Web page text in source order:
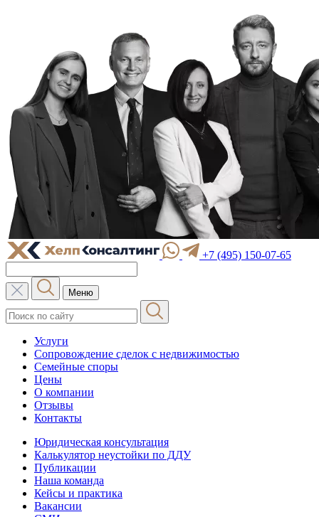
+7 (495) 150-07-65
Меню
Услуги
Сопровождение сделок с недвижимостью
Семейные споры
Цены
О компании
Отзывы
Контакты
Юридическая консультация
Калькулятор неустойки по ДДУ
Публикации
Наша команда
Кейсы и практика
Вакансии